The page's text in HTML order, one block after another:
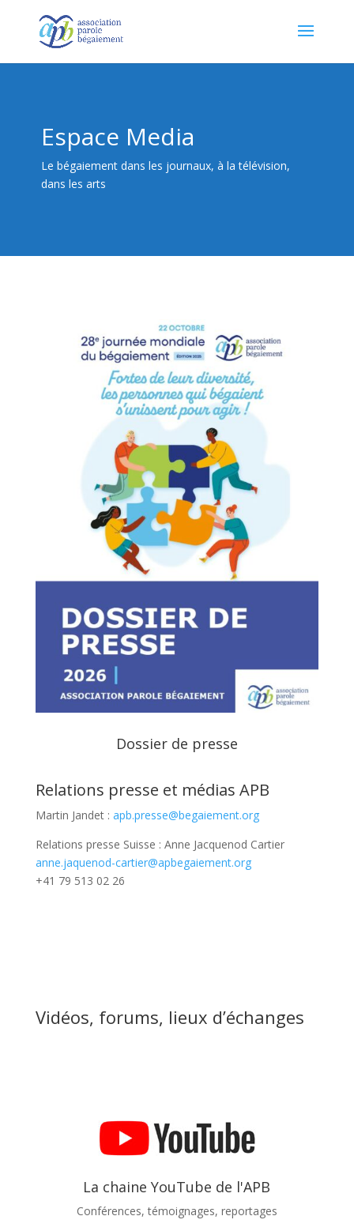
Espace Media
Le bégaiement dans les journaux, à la télévision,
dans les arts
Dossier de presse
Relations presse et médias APB
Martin Jandet : apb.presse@begaiement.org
Relations presse Suisse : Anne Jacquenod Cartier
anne.jaquenod-cartier@apbegaiement.org
+41 79 513 02 26
Vidéos, forums, lieux d’échanges
La chaine YouTube de l'APB
Conférences, témoignages, reportages